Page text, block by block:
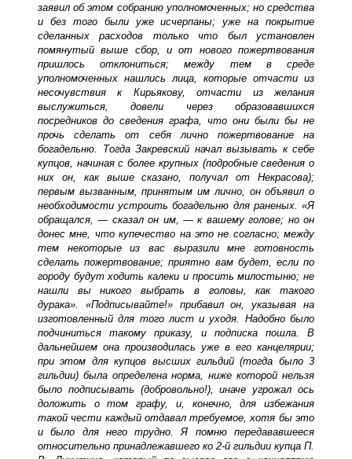
заявил об этом собранию уполномоченных; но средства
и без того были уже исчерпаны; уже на покрытие
сделанных расходов только что был установлен
помянутый выше сбор, и от нового пожертвования
пришлось отклониться; между тем в среде
уполномоченных нашлись лица, которые отчасти из
несочувствия к Кирьякову, отчасти из желания
выслужиться, довели через образовавшихся
посредников до сведения графа, что они были бы не
прочь сделать от себя лично пожертвование на
богадельню. Тогда Закревский начал вызывать к себе
купцов, начиная с более крупных (подробные сведения о
них он, как выше сказано, получал от Некрасова);
первым вызванным, принятым им лично, он объявил о
необходимости устроить богадельню для раненых. «Я
обращался, — сказал он им, — к вашему голове; но он
донес мне, что купечество на это не согласно; между
тем некоторые из вас выразили мне готовность
сделать пожертвование; приятно вам будет, если по
городу будут ходить калеки и просить милостыню; не
нашли вы никого выбрать в головы, как такого
дурака». «Подписывайте!» прибавил он, указывая на
изготовленный для того лист и уходя. Надобно было
подчиниться такому приказу, и подписка пошла. В
дальнейшем она производилась уже в его канцелярии;
при этом для купцов высших гильдий (тогда было 3
гильдии) была определена норма, ниже которой нельзя
было подписывать (добровольно!), иначе угрожал ось
доложить о том графу, и, конечно, для избежания
такой чести каждый отдавал требуемое, хотя бы это
и было для него трудно. Я помню передававшееся
относительно принадлежавшего ко 2-й гильдии купца П.